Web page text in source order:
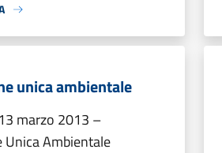
unica ambientale
marzo 2013 –
Ambientale